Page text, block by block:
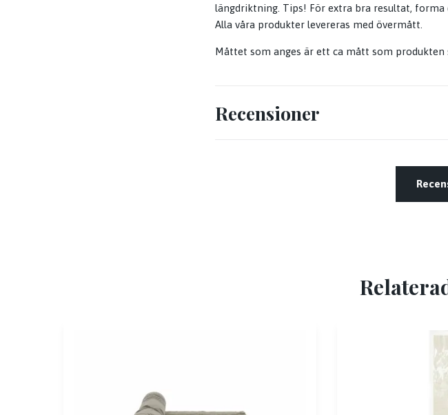
längdriktning. Tips! För extra bra resultat,
Alla våra produkter levereras med övermått.
Måttet som anges är ett ca mått som produkten
Recensioner